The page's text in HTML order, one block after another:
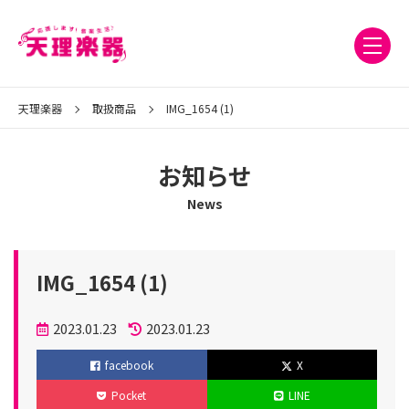
天理楽器 取扱商品 IMG_1654 (1)
お知らせ
News
IMG_1654 (1)
投
稿
日
2023.01.23
更
新
2023.01.23
facebook
X
Pocket
LINE